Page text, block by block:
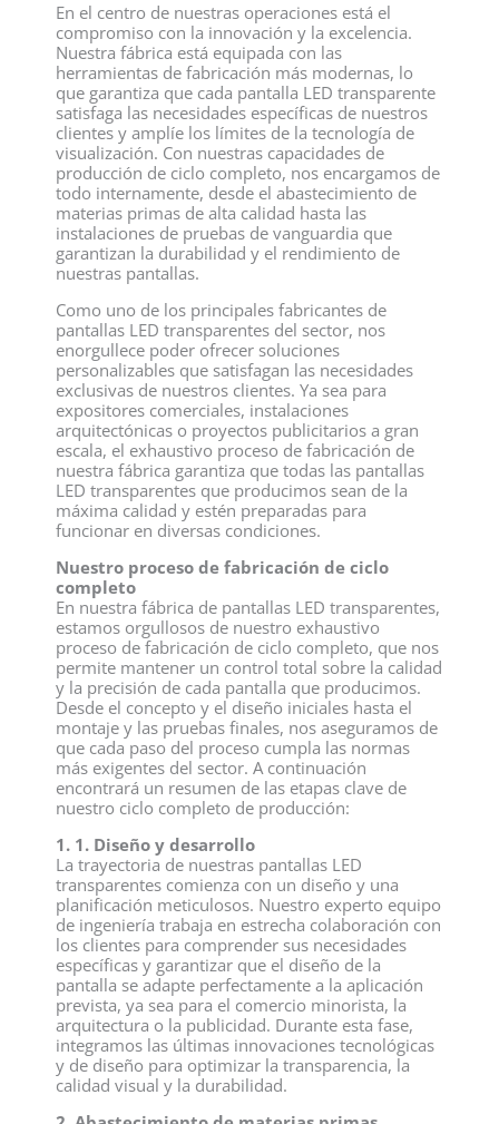
En el centro de nuestras operaciones está el
compromiso con la innovación y la excelencia.
Nuestra fábrica está equipada con las
herramientas de fabricación más modernas, lo
que garantiza que cada pantalla LED transparente
satisfaga las necesidades específicas de nuestros
clientes y amplíe los límites de la tecnología de
visualización. Con nuestras capacidades de
producción de ciclo completo, nos encargamos de
todo internamente, desde el abastecimiento de
materias primas de alta calidad hasta las
instalaciones de pruebas de vanguardia que
garantizan la durabilidad y el rendimiento de
nuestras pantallas.
Como uno de los principales fabricantes de
pantallas LED transparentes del sector, nos
enorgullece poder ofrecer soluciones
personalizables que satisfagan las necesidades
exclusivas de nuestros clientes. Ya sea para
expositores comerciales, instalaciones
arquitectónicas o proyectos publicitarios a gran
escala, el exhaustivo proceso de fabricación de
nuestra fábrica garantiza que todas las pantallas
LED transparentes que producimos sean de la
máxima calidad y estén preparadas para
funcionar en diversas condiciones.
Nuestro proceso de fabricación de ciclo
completo
En nuestra fábrica de pantallas LED transparentes,
estamos orgullosos de nuestro exhaustivo
proceso de fabricación de ciclo completo, que nos
permite mantener un control total sobre la calidad
y la precisión de cada pantalla que producimos.
Desde el concepto y el diseño iniciales hasta el
montaje y las pruebas finales, nos aseguramos de
que cada paso del proceso cumpla las normas
más exigentes del sector. A continuación
encontrará un resumen de las etapas clave de
nuestro ciclo completo de producción:
1. 1. Diseño y desarrollo
La trayectoria de nuestras pantallas LED
transparentes comienza con un diseño y una
planificación meticulosos. Nuestro experto equipo
de ingeniería trabaja en estrecha colaboración con
los clientes para comprender sus necesidades
específicas y garantizar que el diseño de la
pantalla se adapte perfectamente a la aplicación
prevista, ya sea para el comercio minorista, la
arquitectura o la publicidad. Durante esta fase,
integramos las últimas innovaciones tecnológicas
y de diseño para optimizar la transparencia, la
calidad visual y la durabilidad.